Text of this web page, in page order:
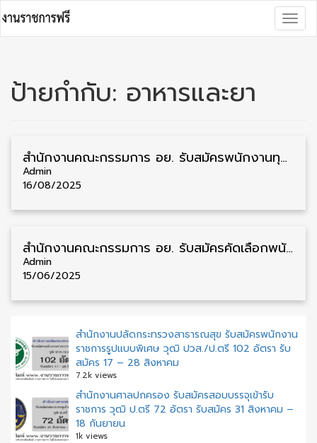
to
content
ป้ายกำกับ: อาหารและยา
สำนักงานคณะกรรมการ อย. รับสมัครพนักงานทุนหมุนเวียน วุฒิ ป.ตรี 4 อัตรา รับสมัคร 19 – 29 สิงหาคม
Admin
16/08/2025
สำนักงานคณะกรรมการ อย. รับสมัครคัดเลือกพนักงานราชการ วุฒิ ป.ตรี 2 อัตรา รับสมัคร 20 – 26 มิถุนายน
Admin
15/06/2025
สำนักงานปลัดกระทรวงสาธารณสุข รับสมัครพนักงาน
ราชการรูปแบบพิเศษ วุฒิ ปวส./ป.ตรี 102 อัตรา รับ
สมัคร 17 – 28 สิงหาคม
7.2k views
สํานักงานศาลปกครอง รับสมัครสอบบรรจุเข้ารับ
ราชการ วุฒิ ป.ตรี 72 อัตรา รับสมัคร 31 สิงหาคม –
18 กันยายน
1k views